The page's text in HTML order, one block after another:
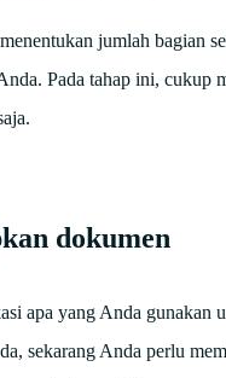
jumlah bagian
Pada tahap ini, cukup
dokumen
apa yang Anda gunakan
sekarang Anda perlu